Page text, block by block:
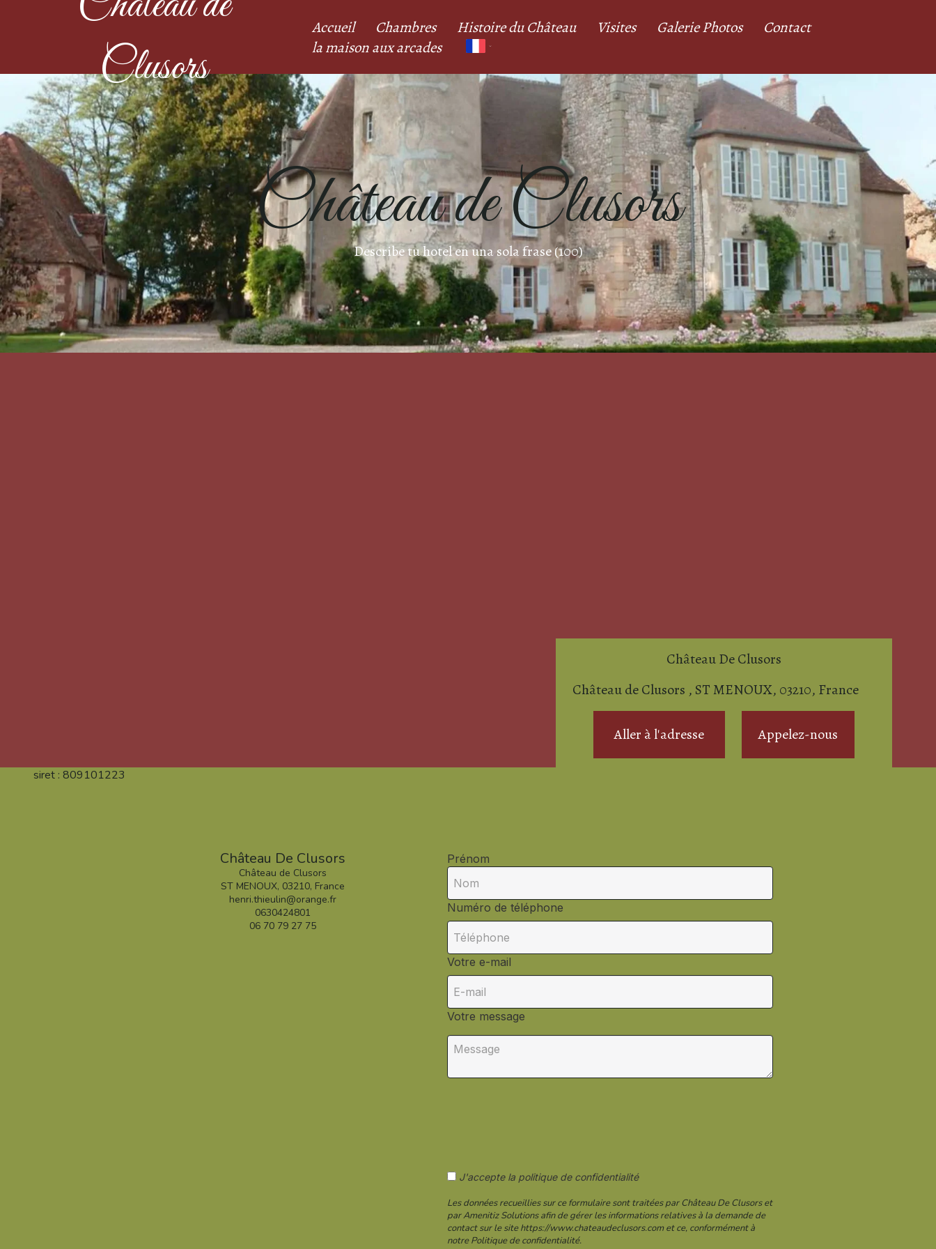
Clusors
Accueil Chambres Histoire du Château Visites Galerie Photos
Contact
la maison aux arcades
Château de Clusors
Describe tu hotel en una sola frase (100)
Château De Clusors
Château de Clusors , ST MENOUX, 03210, France
Aller à l'adresse Appelez-nous
siret : 809101223
Château De Clusors
Château de Clusors
ST MENOUX, 03210, France
henri.thieulin@orange.fr
0630424801
06 70 79 27 75
Prénom
Numéro de téléphone
Votre e-mail
Votre message
J'accepte la politique de confidentialité
Les données recueillies sur ce formulaire sont traitées par Château De Clusors et
par Amenitiz Solutions afin de gérer les informations relatives à la demande de
contact sur le site https://www.chateaudeclusors.com et ce, conformément à
notre Politique de confidentialité.